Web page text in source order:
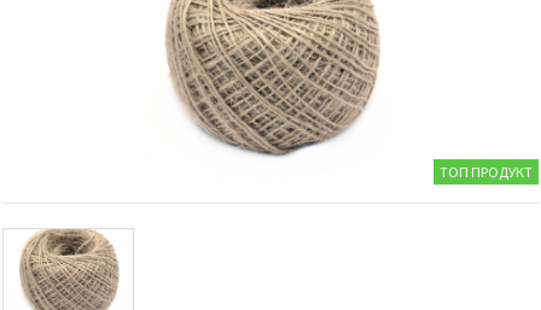
prikazivali
sadržaj i
oglase,
uključujući
uz pomoć
ТОП ПРОДУКТ